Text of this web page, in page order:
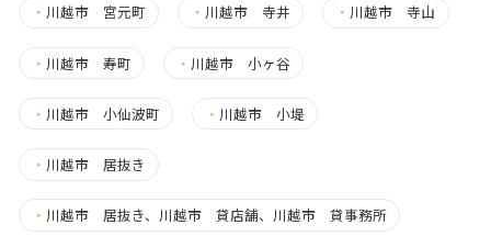
・ 川越市 宮元町 ・ 川越市 寺井 ・ 川越市 寺山
・ 川越市 寿町 ・ 川越市 小ヶ谷
・ 川越市 小仙波町 ・ 川越市 小堤
・ 川越市 居抜き
・ 川越市 居抜き、川越市 貸店舗、川越市 貸事務所